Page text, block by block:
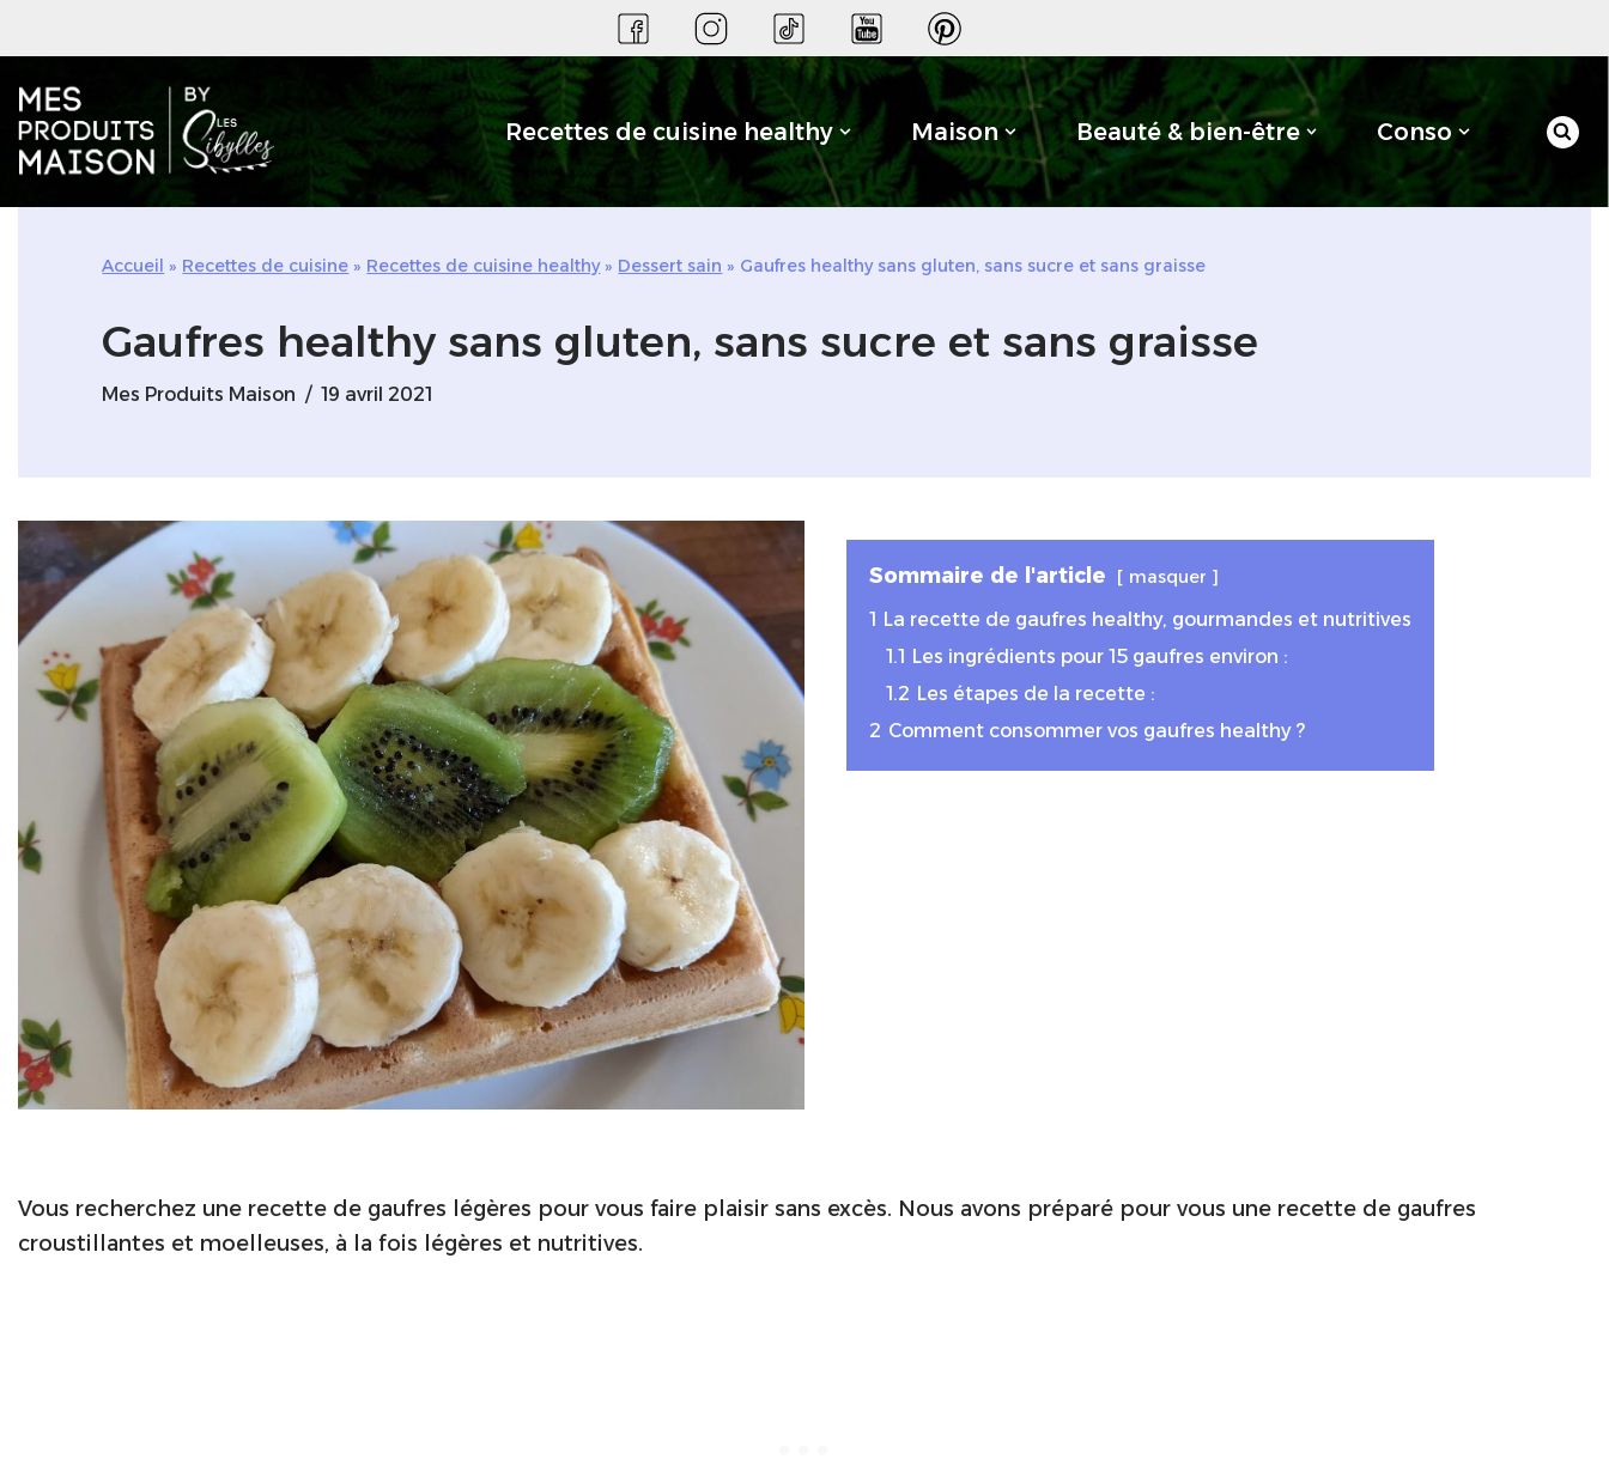
au
contenu
Recettes de cuisine healthy Maison Beauté & bien-être Conso
Accueil » Recettes de cuisine » Recettes de cuisine healthy» Dessert sain » Gaufres healthy sans gluten, sans sucre et sans graisse
Gaufres healthy sans gluten, sans sucre et sans graisse
Mes Produits Maison 19 avril 2021
Sommaire de l'article masquer
1 La recette de gaufres healthy, gourmandes et nutritives
1.1 Les ingrédients pour 15 gaufres environ :
1.2 Les étapes de la recette :
2 Comment consommer vos gaufres healthy ?
Vous recherchez une recette de gaufres légères pour vous faire plaisir sans excès. Nous avons préparé pour vous une recette de gaufres
croustillantes et moelleuses, à la fois légères et nutritives.